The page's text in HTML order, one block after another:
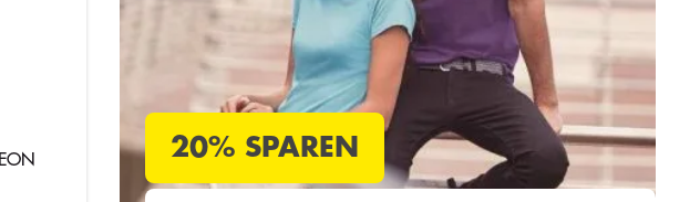
20% SPAREN